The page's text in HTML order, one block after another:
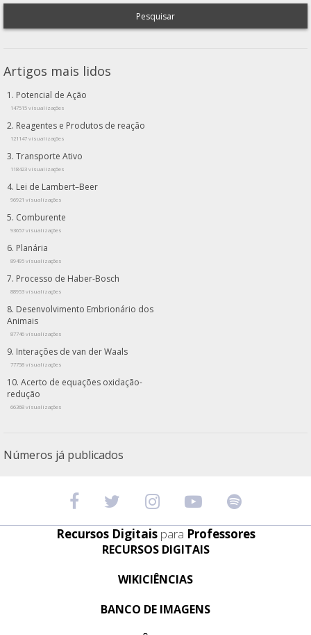
Pesquisar
Artigos mais lidos
Potencial de Ação
147515 visualizações
Reagentes e Produtos de reação
121147 visualizações
Transporte Ativo
118423 visualizações
Lei de Lambert–Beer
96921 visualizações
Comburente
93657 visualizações
Planária
89495 visualizações
Processo de Haber-Bosch
88953 visualizações
Desenvolvimento Embrionário dos
Animais
87746 visualizações
Interações de van der Waals
77758 visualizações
Acerto de equações oxidação-
redução
66368 visualizações
Números já publicados
Recursos Digitais para Professores
RECURSOS DIGITAIS
WIKICIÊNCIAS
BANCO DE IMAGENS